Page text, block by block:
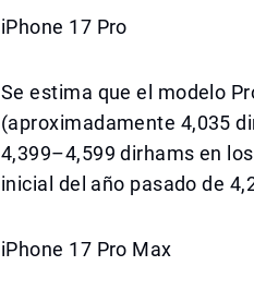
iPhone 17 Pro
Se estima que el modelo
(aproximadamente 4,035
4,399–4,599 dirhams en
inicial del año pasado de
iPhone 17 Pro Max